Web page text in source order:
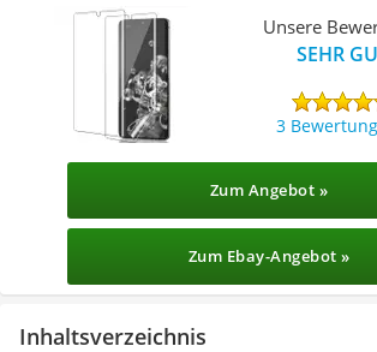
Unsere
SEHR
3
Zum Angebot »
Zum Ebay-Angebot »
Inhaltsverzeichnis